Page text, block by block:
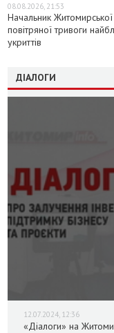
08.08.2026, 21:53
Начальник
повітряної тривоги
укриттів
ДІАЛОГИ
12.07.2024, 12:36
«Діалоги» на